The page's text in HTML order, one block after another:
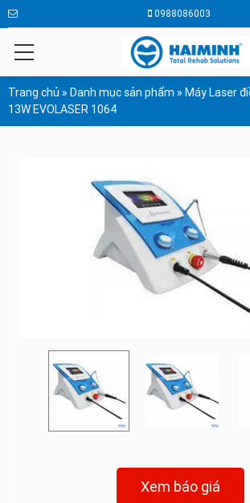
0988086003
Trang chủ » Danh mục sản phẩm » Máy Laser
13W EVOLASER 1064
Xem báo giá